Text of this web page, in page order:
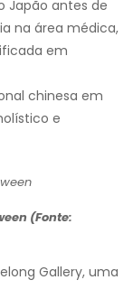
Japão antes de
na área médica,
em
chinesa em
e
(Fonte:
Gallery, uma